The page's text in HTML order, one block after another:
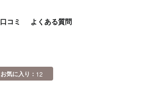
口コミ よくある質問
お気に入り： 12